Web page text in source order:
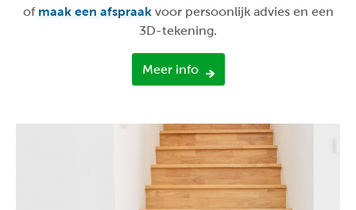
of maak een afspraakvoor persoonlijk advies en een
3D-tekening.
Meer info